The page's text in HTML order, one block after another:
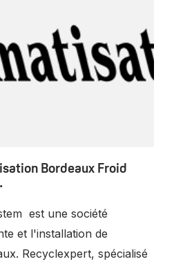
Bordeaux Froid
est une société
et l'installation de
Recyclexpert, spécialisé